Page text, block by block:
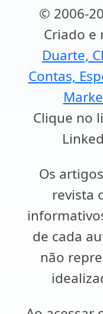
© 2006-
Criado
Duarte,
Contas,
Clique no
Os
revista
de cada
não